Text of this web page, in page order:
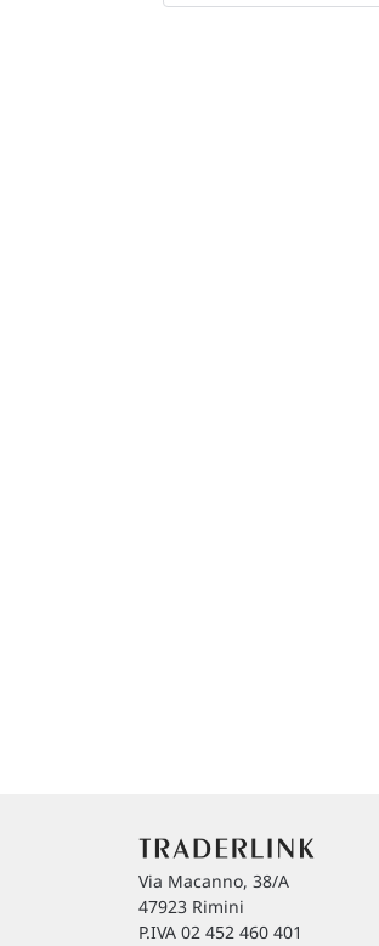
Via Macanno, 38/A
47923 Rimini
P.IVA 02 452 460 401